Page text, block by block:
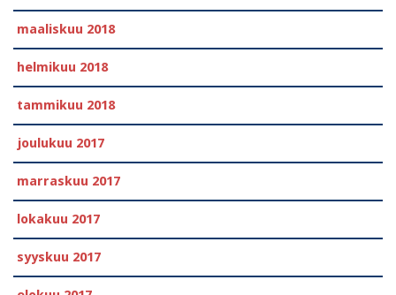
maaliskuu 2018
helmikuu 2018
tammikuu 2018
joulukuu 2017
marraskuu 2017
lokakuu 2017
syyskuu 2017